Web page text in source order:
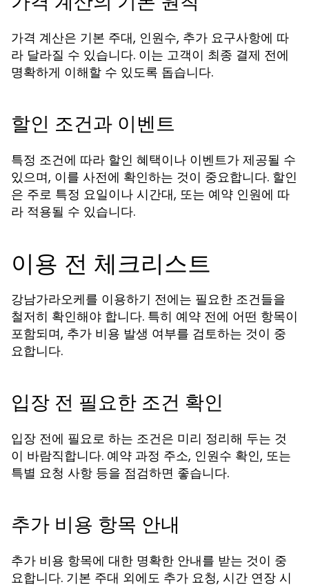
가격 계산은 기본 주대, 인원수, 추가 요구사항에 따
라 달라질 수 있습니다. 이는 고객이 최종 결제 전에
명확하게 이해할 수 있도록 돕습니다.
할인 조건과 이벤트
특정 조건에 따라 할인 혜택이나 이벤트가 제공될 수
있으며, 이를 사전에 확인하는 것이 중요합니다. 할인
은 주로 특정 요일이나 시간대, 또는 예약 인원에 따
라 적용될 수 있습니다.
이용 전 체크리스트
강남가라오케를 이용하기 전에는 필요한 조건들을
철저히 확인해야 합니다. 특히 예약 전에 어떤 항목이
포함되며, 추가 비용 발생 여부를 검토하는 것이 중
요합니다.
입장 전 필요한 조건 확인
입장 전에 필요로 하는 조건은 미리 정리해 두는 것
이 바람직합니다. 예약 과정 주소, 인원수 확인, 또는
특별 요청 사항 등을 점검하면 좋습니다.
추가 비용 항목 안내
추가 비용 항목에 대한 명확한 안내를 받는 것이 중
요합니다. 기본 주대 외에도 추가 요청, 시간 연장 시